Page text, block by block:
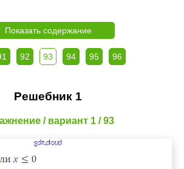
Показать содержание
92 93 94 95 96
Решебник 1
/ вариант 1 / 93